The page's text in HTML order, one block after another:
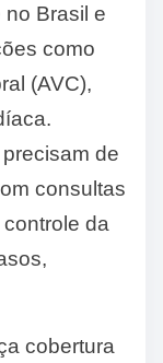
Brasil e
como
(AVC),
de
consultas
da
cobertura